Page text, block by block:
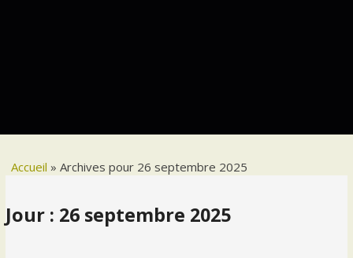
Accueil »Archives pour 26 septembre 2025
Jour : 26 septembre 2025